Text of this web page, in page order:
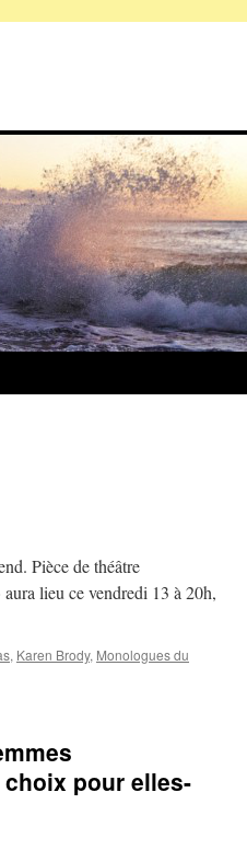
Pièce de théâtre
lieu ce vendredi 13 à 20h,
, Karen Brody, Monologues du
pour elles-